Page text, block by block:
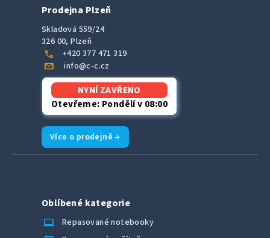
Prodejna Plzeň
Skladová 559/24
326 00, Plzeň
call +420 377 471 319
mail info@c-c.cz
NYNÍ ZAVŘENO
Otevřeme: Pondělí v 08:00
Více o prodejně →
Oblíbené kategorie
laptop_chromebook
Repasované notebooky